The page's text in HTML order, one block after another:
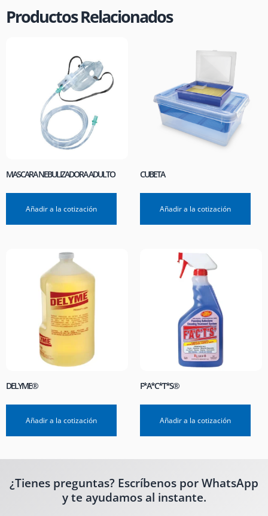
Productos Relacionados
MASCARA NEBULIZADORA ADULTO
Añadir a la cotización
CUBETA
Añadir a la cotización
DELYME®
Añadir a la cotización
F*A*C*T*S®
Añadir a la cotización
¿Tienes preguntas? Escríbenos por WhatsApp
y te ayudamos al instante.